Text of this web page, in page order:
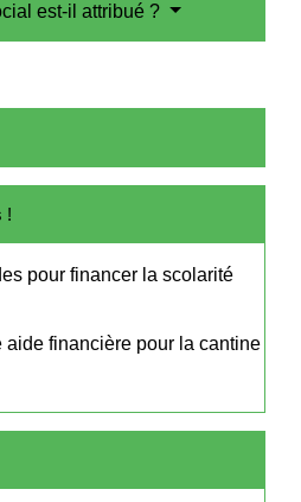
est-il attribué ?
!
pour financer la scolarité
aide financière pour la cantine